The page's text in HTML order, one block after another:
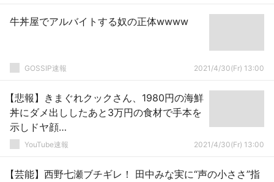
牛丼屋でアルバイトする奴の正体wwww
GOSSIP速報 2021/4/30(Fr) 13:00
【悲報】きまぐれクックさん、1980円の海鮮
丼にダメ出ししたあと3万円の食材で手本を
示しドヤ顔…
YouTube速報 2021/4/30(Fr) 13:00
【芸能】西野七瀬ブチギレ！ 田中みな実に“声の小ささ”指